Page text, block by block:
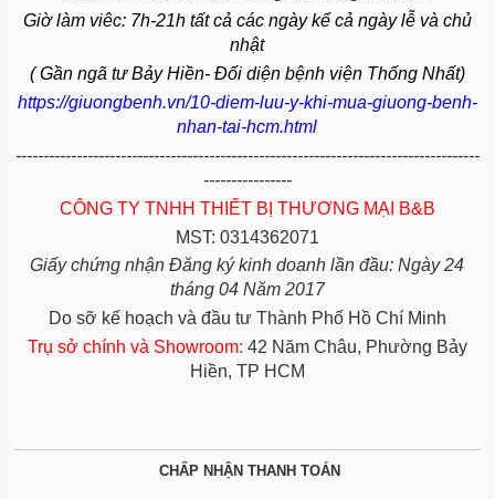
Giờ làm viêc: 7h-21h tất cả các ngày kể cả ngày lễ và chủ
nhật
( Gần ngã tư Bảy Hiền- Đối diện bệnh viện Thống Nhất)
https://giuongbenh.vn/10-diem-luu-y-khi-mua-giuong-benh-
nhan-tai-hcm.html
------------------------------------------------------------------------------------
----------------
CÔNG TY TNHH THIẾT BỊ THƯƠNG MẠI B&B
MST: 0314362071
Giấy chứng nhận Đăng ký kinh doanh lần đầu: Ngày 24
tháng 04 Năm 2017
Do sỡ kế hoạch và đầu tư Thành Phố Hồ Chí Minh
Trụ sở chính và Showroom: 42 Năm Châu, Phường Bảy
Hiền, TP HCM
CHẤP NHẬN THANH TOÁN